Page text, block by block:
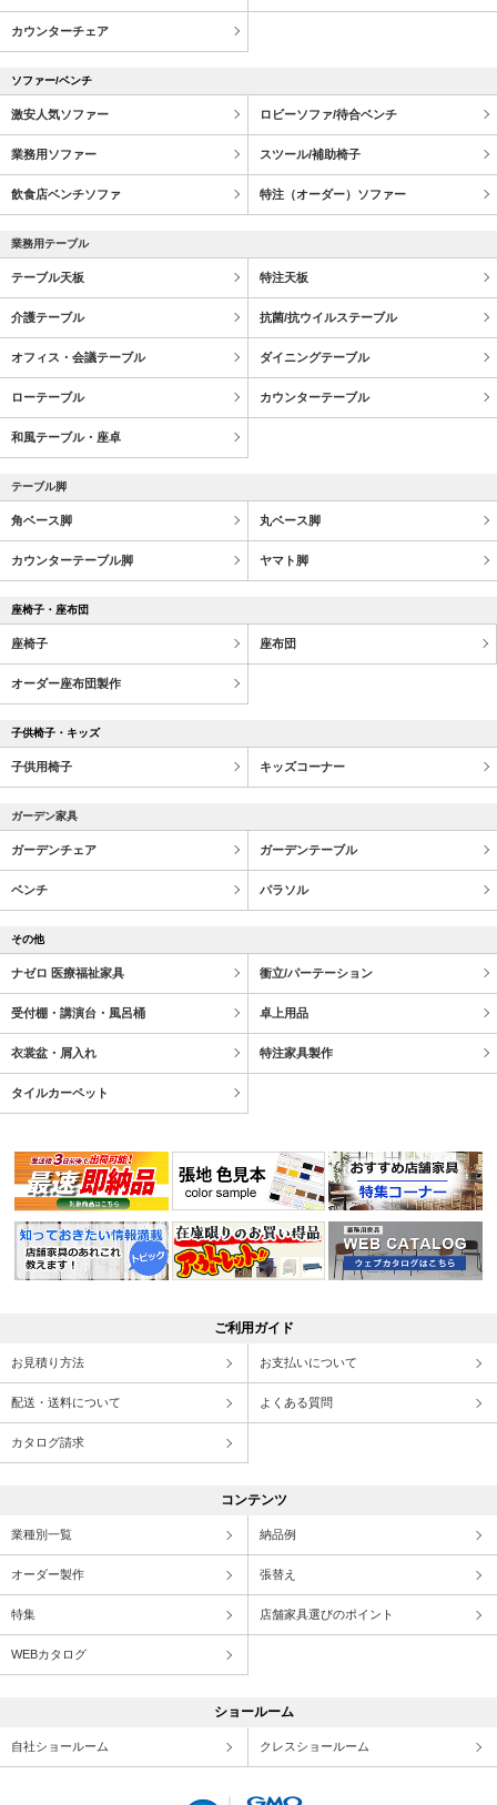
カウンターチェア
ソファー/ベンチ
激安人気ソファー ロビーソファ/待合ベンチ
業務用ソファー スツール/補助椅子
飲食店ベンチソファ 特注（オーダー）ソファー
業務用テーブル
テーブル天板 特注天板
介護テーブル 抗菌/抗ウイルステーブル
オフィス・会議テーブル ダイニングテーブル
ローテーブル カウンターテーブル
和風テーブル・座卓
テーブル脚
角ベース脚 丸ベース脚
カウンターテーブル脚 ヤマト脚
座椅子・座布団
座椅子 座布団
オーダー座布団製作
子供椅子・キッズ
子供用椅子 キッズコーナー
ガーデン家具
ガーデンチェア ガーデンテーブル
ベンチ パラソル
その他
ナゼロ 医療福祉家具 衝立/パーテーション
受付棚・講演台・風呂桶 卓上用品
衣裳盆・屑入れ 特注家具製作
タイルカーペット
ご利用ガイド
お見積り方法 お支払いについて
配送・送料について よくある質問
カタログ請求
コンテンツ
業種別一覧 納品例
オーダー製作 張替え
特集 店舗家具選びのポイント
WEBカタログ
ショールーム
自社ショールーム クレスショールーム